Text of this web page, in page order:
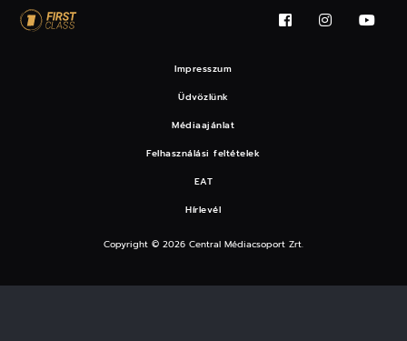
Impresszum
Üdvözlünk
Médiaajánlat
Felhasználási feltételek
EAT
Hírlevél
Copyright © 2026 Central Médiacsoport Zrt.